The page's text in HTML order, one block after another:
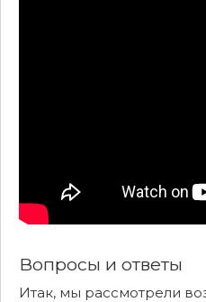
Вопросы и ответы
Итак, мы рассмотрели